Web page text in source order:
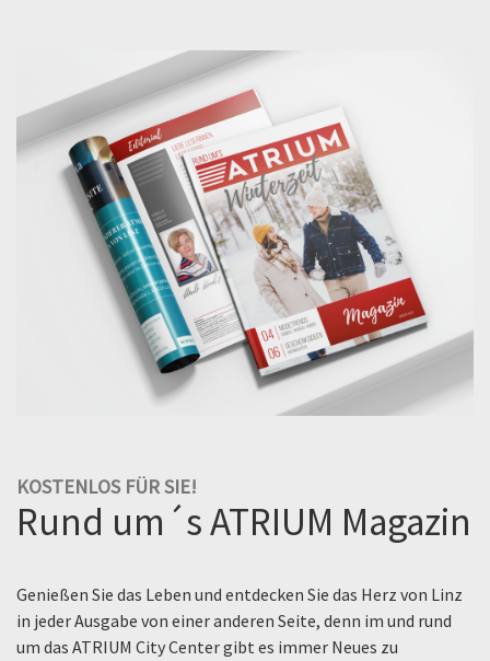
KOSTENLOS FÜR SIE!
Rund um´s ATRIUM Magazin
Genießen Sie das Leben und entdecken Sie das Herz von Linz
in jeder Ausgabe von einer anderen Seite, denn im und rund
um das ATRIUM City Center gibt es immer Neues zu